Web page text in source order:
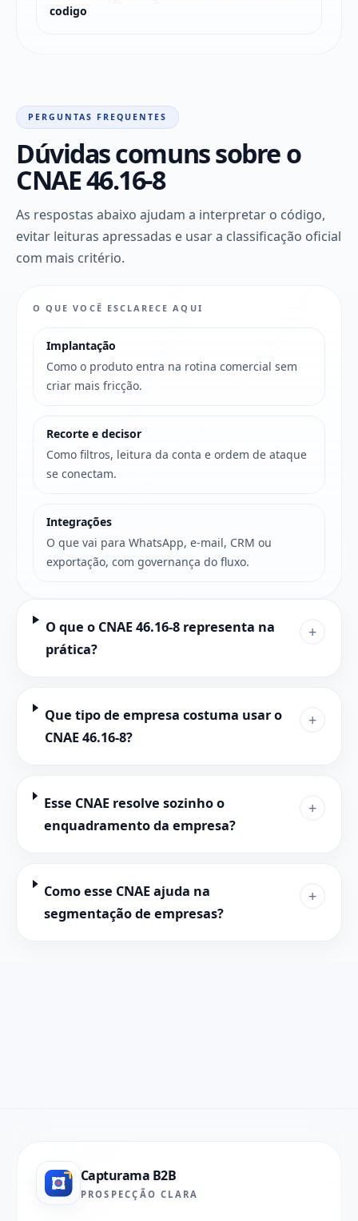
codigo
PERGUNTAS FREQUENTES
Dúvidas comuns sobre o
CNAE 46.16-8
As respostas abaixo ajudam a interpretar o código,
evitar leituras apressadas e usar a classificação oficial
com mais critério.
O QUE VOCÊ ESCLARECE AQUI
Implantação
Como o produto entra na rotina comercial sem
criar mais fricção.
Recorte e decisor
Como filtros, leitura da conta e ordem de ataque
se conectam.
Integrações
O que vai para WhatsApp, e-mail, CRM ou
exportação, com governança do fluxo.
O que o CNAE 46.16-8 representa na
prática?
+
Que tipo de empresa costuma usar o
CNAE 46.16-8?
+
Esse CNAE resolve sozinho o
enquadramento da empresa?
+
Como esse CNAE ajuda na
segmentação de empresas?
+
Capturama B2B
PROSPECÇÃO CLARA